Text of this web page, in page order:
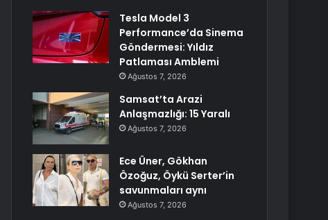
Tesla Model 3
Performance’da Sinema
Göndermesi: Yıldız
Patlaması Amblemi
Ağustos 7, 2026
Samsat’ta Arazi
Anlaşmazlığı: 15 Yaralı
Ağustos 7, 2026
Ece Üner, Gökhan
Özoğuz, Öykü Serter’in
savunmaları aynı
Ağustos 7, 2026